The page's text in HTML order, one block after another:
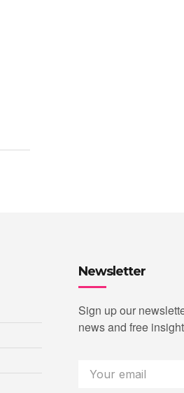
Newsletter
Sign up our
news and free